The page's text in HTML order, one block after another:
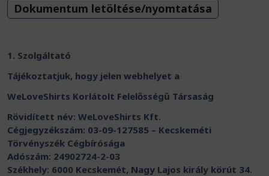
Dokumentum letöltése/nyomtatása
1. Szolgáltató
Tájékoztatjuk, hogy jelen webhelyet a
WeLoveShirts Korlátolt Felelősségű Társaság
Rövidített név: WeLoveShirts Kft.
Cégjegyzékszám: 03-09-127585 – Kecskeméti
Törvényszék Cégbírósága
Adószám: 24902724-2-03
Székhely: 6000 Kecskemét, Nagy Lajos király körút 34.